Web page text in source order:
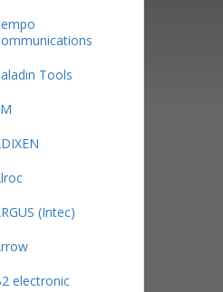
Tools
(Intec)
electronic